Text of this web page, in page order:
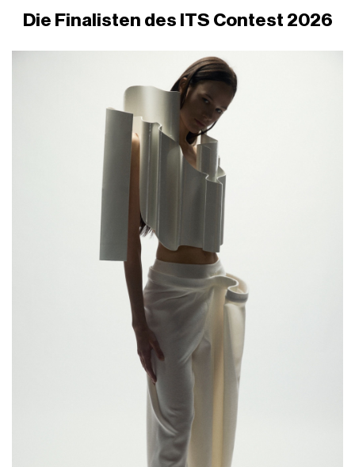
Die Finalisten des ITS Contest 2026